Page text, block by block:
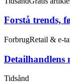
Forstå trends,
ForbrugRetail & e-
Detailhandlens
Tidsånd